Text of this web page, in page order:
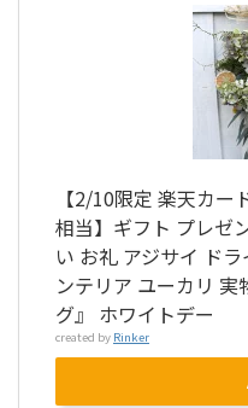
【2/10限定 楽天カ
相当】ギフト プレゼ
い お礼 アジサイ ド
ンテリア ユーカリ
グ』 ホワイトデー
created by Rinker